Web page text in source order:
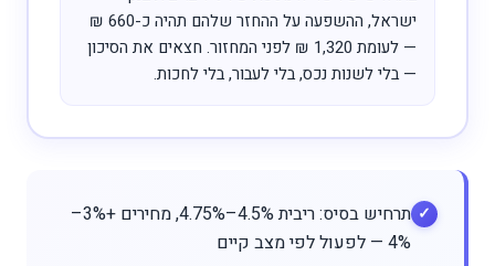
ישראל, ההשפעה על ההחזר שלהם תהיה כ-660 ₪
— לעומת 1,320 ₪ לפני המחזור. חצאים את הסיכון
— בלי לשנות נכס, בלי לעבור, בלי לחכות.
תרחיש בסיס: ריבית 4.5%–4.75%, מחירים +3%–
4% — לפעול לפי מצב קיים